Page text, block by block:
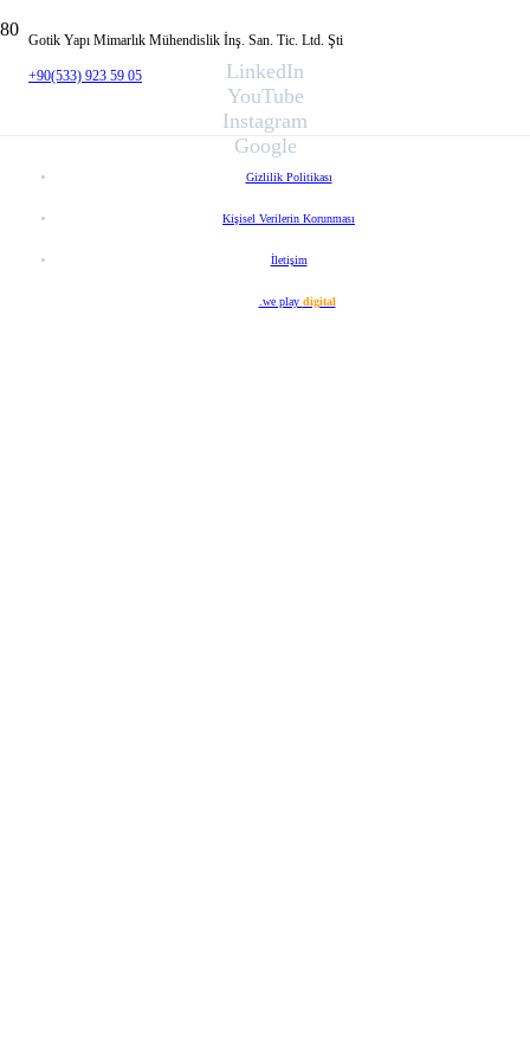
Gotik Yapı Mimarlık Mühendislik İnş. San. Tic. Ltd. Şti
+90(533) 923 59 05
LinkedIn
YouTube
Instagram
Google
Gizlilik Politikası
Kişisel Verilerin Korunması
İletişim
.we play digital